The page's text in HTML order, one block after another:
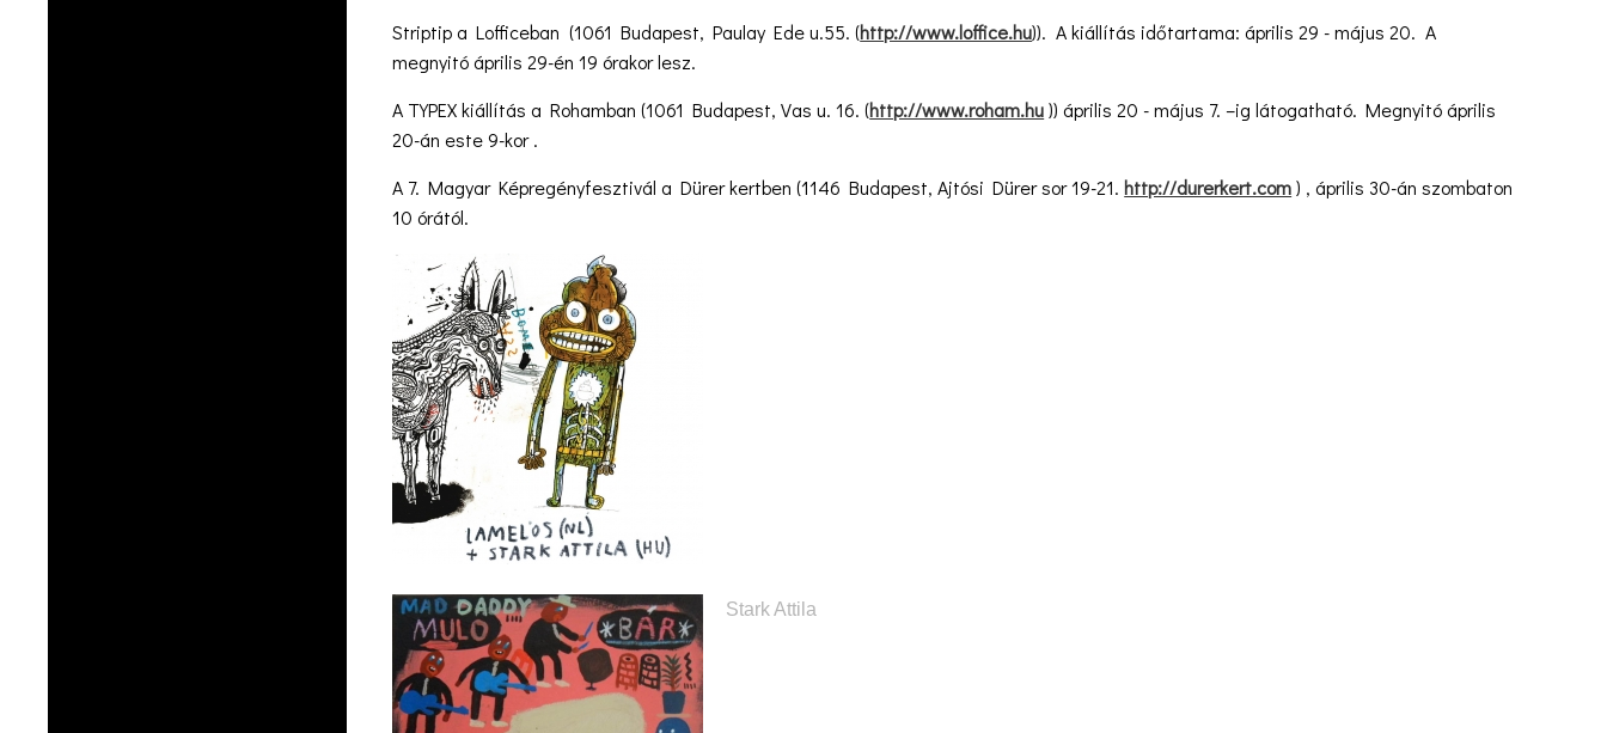
Striptip a Lofficeban (1061 Budapest, Paulay Ede u.55. (http://www.loffice.hu)). A kiállítás időtartama: április 29 - május 20. A
megnyitó április 29-én 19 órakor lesz.
A TYPEX kiállítás a Rohamban (1061 Budapest, Vas u. 16. (http://www.roham.hu)) április 20 - május 7. –ig látogatható. Megnyitó április
20-án este 9-kor .
A 7. Magyar Képregényfesztivál a Dürer kertben (1146 Budapest, Ajtósi Dürer sor 19-21.http://durerkert.com) , április 30-án szombaton
10 órától.
Stark Attila